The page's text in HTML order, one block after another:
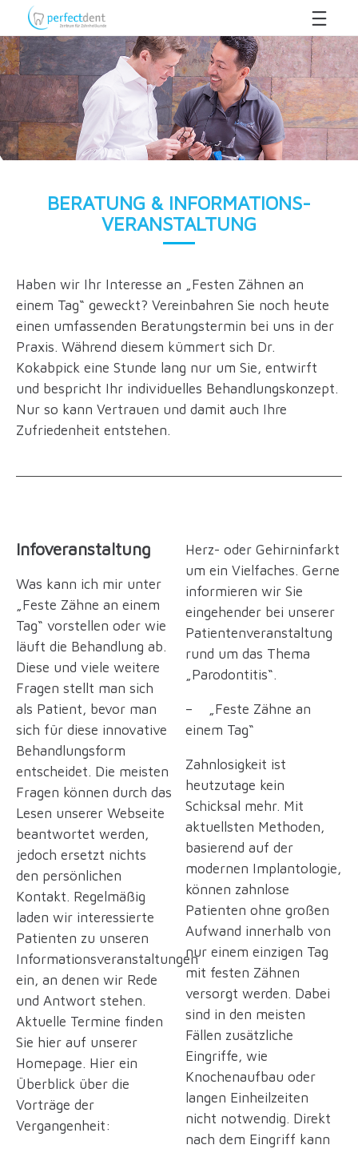
BERATUNG & INFORMATIONS-
VERANSTALTUNG
Haben wir Ihr Interesse an „Festen Zähnen an
einem Tag“ geweckt? Vereinbahren Sie noch heute
einen umfassenden Beratungstermin bei uns in der
Praxis. Während diesem kümmert sich Dr.
Kokabpick eine Stunde lang nur um Sie, entwirft
und bespricht Ihr individuelles Behandlungskonzept.
Nur so kann Vertrauen und damit auch Ihre
Zufriedenheit entstehen.
Infoveranstaltung
Was kann ich mir unter
„Feste Zähne an einem
Tag“ vorstellen oder wie
läuft die Behandlung ab.
Diese und viele weitere
Fragen stellt man sich
als Patient, bevor man
sich für diese innovative
Behandlungsform
entscheidet. Die meisten
Fragen können durch das
Lesen unserer Webseite
beantwortet werden,
jedoch ersetzt nichts
den persönlichen
Kontakt. Regelmäßig
laden wir interessierte
Patienten zu unseren
Informationsveranstaltungen
ein, an denen wir Rede
und Antwort stehen.
Aktuelle Termine finden
Sie hier auf unserer
Homepage. Hier ein
Überblick über die
Vorträge der
Vergangenheit:
Herz- oder Gehirninfarkt
um ein Vielfaches. Gerne
informieren wir Sie
eingehender bei unserer
Patientenveranstaltung
rund um das Thema
„Parodontitis“.
– „Feste Zähne an
einem Tag“
Zahnlosigkeit ist
heutzutage kein
Schicksal mehr. Mit
aktuellsten Methoden,
basierend auf der
modernen Implantologie,
können zahnlose
Patienten ohne großen
Aufwand innerhalb von
nur einem einzigen Tag
mit festen Zähnen
versorgt werden. Dabei
sind in den meisten
Fällen zusätzliche
Eingriffe, wie
Knochenaufbau oder
langen Einheilzeiten
nicht notwendig. Direkt
nach dem Eingriff kann